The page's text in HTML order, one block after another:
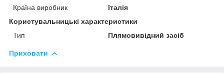
Країна виробник
Італія
Користувальницькі характеристики
Тип
Плямовивідний засіб
Приховати